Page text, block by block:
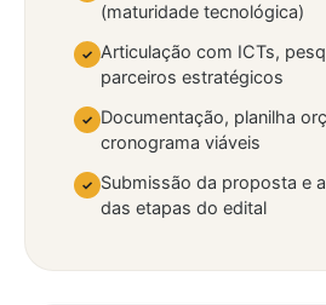
(maturidade tecnológica)
✓ Articulação com ICTs,
parceiros estratégicos
✓ Documentação, planilha
cronograma viáveis
✓ Submissão da proposta e
das etapas do edital